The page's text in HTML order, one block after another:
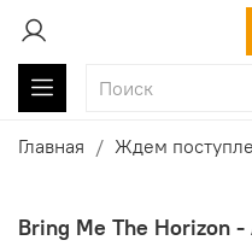
Главная Ждем
Bring Me The Horizon -